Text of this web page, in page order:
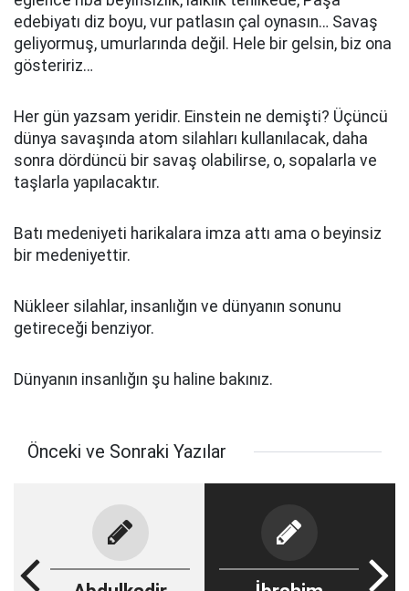
edebiyatı diz boyu, vur patlasın çal oynasın… Savaş
geliyormuş, umurlarında değil. Hele bir gelsin, biz ona
gösteririz…
Her gün yazsam yeridir. Einstein ne demişti? Üçüncü
dünya savaşında atom silahları kullanılacak, daha
sonra dördüncü bir savaş olabilirse, o, sopalarla ve
taşlarla yapılacaktır.
Batı medeniyeti harikalara imza attı ama o beyinsiz
bir medeniyettir.
Nükleer silahlar, insanlığın ve dünyanın sonunu
getireceği benziyor.
Dünyanın insanlığın şu haline bakınız.
Önceki ve Sonraki Yazılar